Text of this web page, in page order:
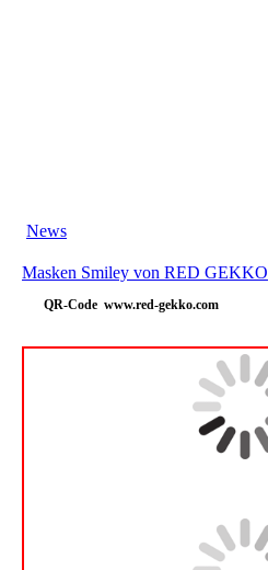
News
Masken Smiley von RED GEKKO
QR-Code www.red-gekko.com